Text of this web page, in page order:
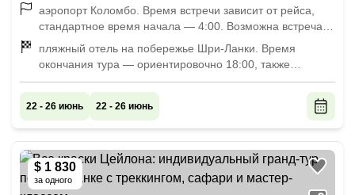
аэропорт Коломбо. Время встречи зависит от рейса,
стандартное время начала — 4:00. Возможна встреча в
течение дня по договорённости.
пляжный отель на побережье Шри-Ланки. Время
окончания тура — ориентировочно 18:00, также
возможно согласовать индивидуально.
22 - 26 июнь 22 - 26 июнь
$ 1 830
за одного